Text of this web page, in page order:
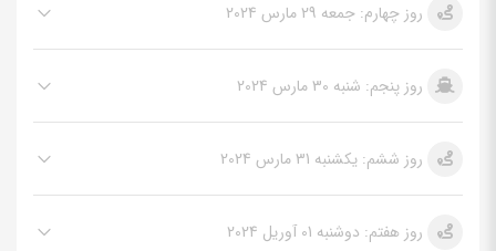
روز چهارم: جمعه 29 مارس 2024
روز پنجم: شنبه 30 مارس 2024
روز ششم: یکشنبه 31 مارس 2024
روز هفتم: دوشنبه 01 آوریل 2024